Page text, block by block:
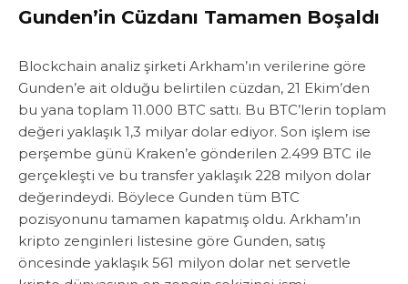
Gunden’in Cüzdanı Tamamen Boşaldı
Blockchain analiz şirketi Arkham’ın verilerine göre
Gunden’e ait olduğu belirtilen cüzdan, 21 Ekim’den
bu yana toplam 11.000 BTC sattı. Bu BTC’lerin toplam
değeri yaklaşık 1,3 milyar dolar ediyor. Son işlem ise
perşembe günü Kraken’e gönderilen 2.499 BTC ile
gerçekleşti ve bu transfer yaklaşık 228 milyon dolar
değerindeydi. Böylece Gunden tüm BTC
pozisyonunu tamamen kapatmış oldu. Arkham’ın
kripto zenginleri listesine göre Gunden, satış
öncesinde yaklaşık 561 milyon dolar net servetle